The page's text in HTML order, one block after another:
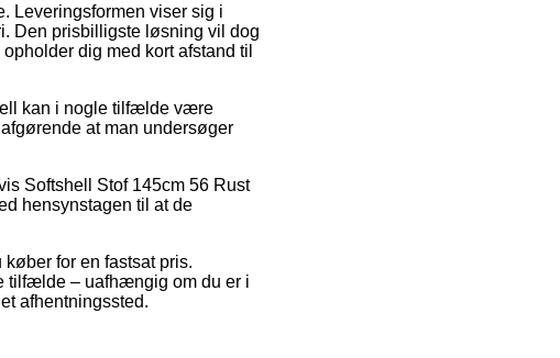
Leveringsformen viser sig i
Den prisbilligste løsning vil dog
dig med kort afstand til
kan i nogle tilfælde være
at man undersøger
Softshell Stof 145cm 56 Rust
hensynstagen til at de
for en fastsat pris.
tilfælde – uafhængig om du er i
afhentningssted.